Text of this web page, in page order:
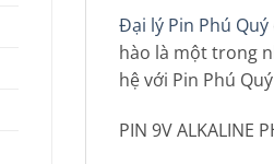
Đại lý Pin Phú Quý
hào là một trong
hệ với Pin Phú
PIN 9V ALKALINE